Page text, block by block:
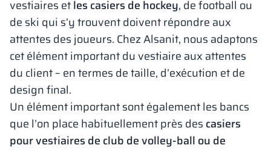
vestiaires etles casiers de hockey, de football ou
de ski qui s’y trouvent doivent répondre aux
attentes des joueurs. Chez Alsanit, nous adaptons
cet élément important du vestiaire aux attentes
du client – en termes de taille, d’exécution et de
design final.
Un élément important sont également les bancs
que l’on place habituellement près des casiers
pour vestiaires de club de volley-ball ou de